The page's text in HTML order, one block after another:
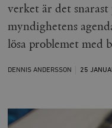
verket är det
myndighetens
lösa problemet med
DENNIS ANDERSSON 25